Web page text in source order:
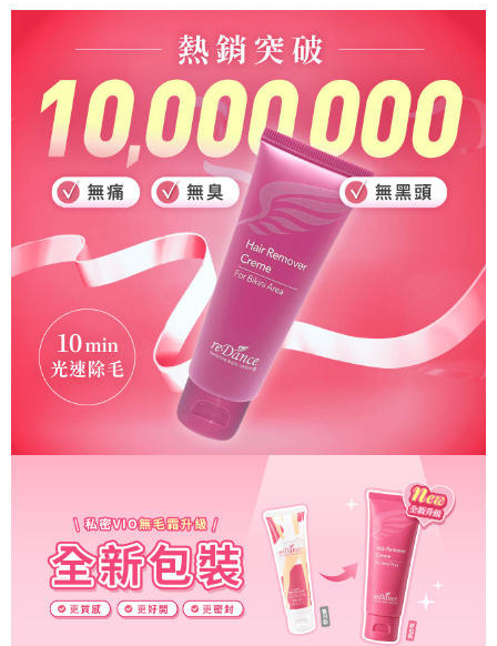
每筆NT$90，滿NT$1,200(含以上)免運費
海外配送 (港澳地區) 查看運費
海外配送 (中國大陸) 查看運費